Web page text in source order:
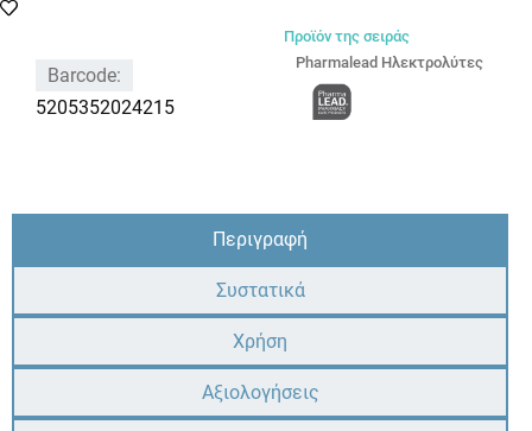
Barcode:
5205352024215
Προϊόν της σειράς
Pharmalead Ηλεκτρολύτες
Περιγραφή
Συστατικά
Χρήση
Αξιολογήσεις